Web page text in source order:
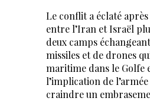
Le conflit a éclaté
entre l’Iran et Israël
deux camps
missiles et de drones
maritime dans le Golfe
l’implication de
craindre un